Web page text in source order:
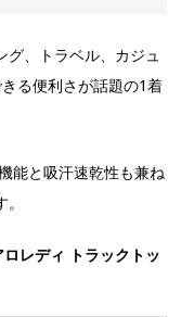
グ、トラベル、カジュ
る便利さが話題の1着
能と吸汗速乾性も兼ね
レディ トラックトッ